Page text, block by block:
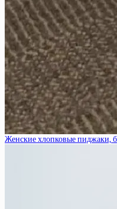
Женские хлопковые пиджаки,